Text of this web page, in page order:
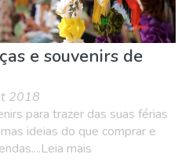
e souvenirs de
2018
para trazer das suas férias
ideias do que comprar e
mais